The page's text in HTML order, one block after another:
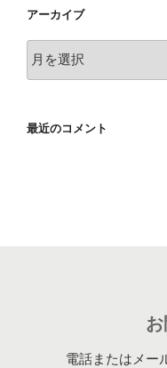
アーカイブ
ア
ー
イ
最近のコメント
電話またはメー